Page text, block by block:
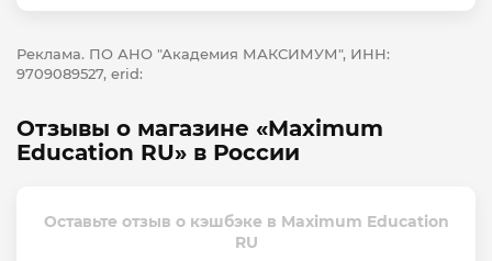
Реклама. ПО АНО "Академия МАКСИМУМ", ИНН:
9709089527, erid:
Отзывы о магазине «Maximum
Education RU» в России
Оставьте отзыв о кэшбэке в Maximum Education
RU